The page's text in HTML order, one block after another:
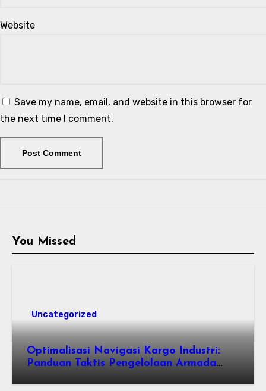
Website
Save my name, email, and website in this browser for
the next time I comment.
You Missed
Uncategorized
Optimalisasi Navigasi Kargo Industri:
Panduan Taktis Pengelolaan Armada